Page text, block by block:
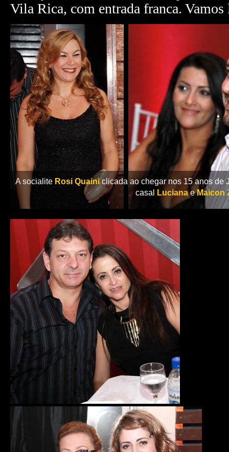
Vila Rica, com entrada franca. Vamos
A socialite Rosi Quainiclicada ao chegar nos 15 anos de
casal
LucianaeMaicon